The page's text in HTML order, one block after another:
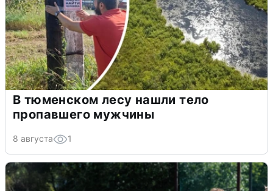
В тюменском лесу нашли тело
пропавшего мужчины
8 августа 1